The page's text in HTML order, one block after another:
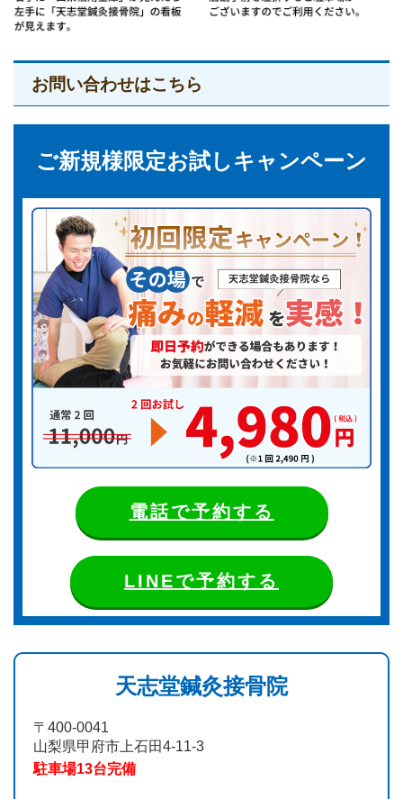
お問い合わせはこちら
ご新規様限定お試しキャンペーン
電話で予約する
LINEで予約する
天志堂鍼灸接骨院
〒400-0041
山梨県甲府市上石田4-11-3
駐車場13台完備